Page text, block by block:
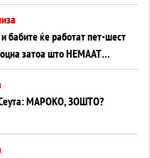
Црното Море...
бабите ќе работат пет-шест
затоа што НЕМААТ
ЗАМЕНАТ
МАРОКО, ЗОШТО?